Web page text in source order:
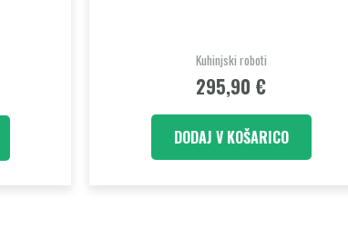
Kuhinjski roboti
295,90 €
DODAJ V KOŠARICO